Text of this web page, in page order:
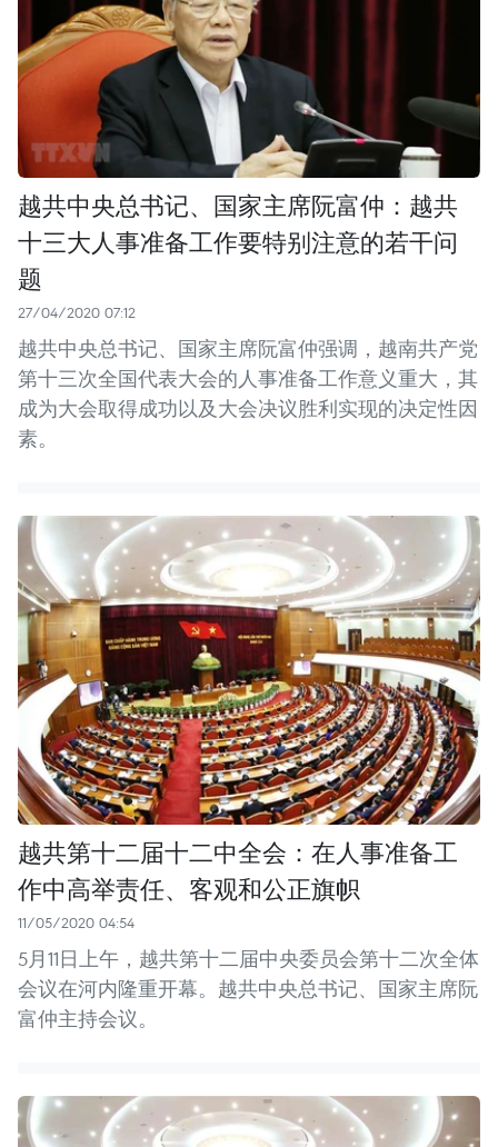
越共中央总书记、国家主席阮富仲：越共
十三大人事准备工作要特别注意的若干问
题
27/04/2020 07:12
越共中央总书记、国家主席阮富仲强调，越南共产党
第十三次全国代表大会的人事准备工作意义重大，其
成为大会取得成功以及大会决议胜利实现的决定性因
素。
越共第十二届十二中全会：在人事准备工
作中高举责任、客观和公正旗帜
11/05/2020 04:54
5月11日上午，越共第十二届中央委员会第十二次全体
会议在河内隆重开幕。越共中央总书记、国家主席阮
富仲主持会议。